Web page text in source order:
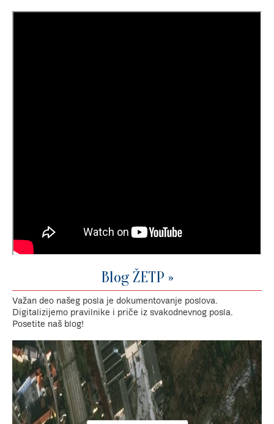
Blog ŽETP »
Važan deo našeg posla je dokumentovanje poslova.
Digitalizijemo pravilnike i priče iz svakodnevnog posla.
Posetite naš blog!